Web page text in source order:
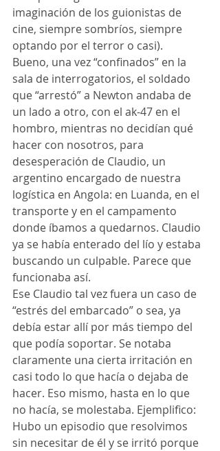
imaginación de los guionistas de
cine, siempre sombríos, siempre
optando por el terror o casi).
Bueno, una vez “confinados” en la
sala de interrogatorios, el soldado
que “arrestó” a Newton andaba de
un lado a otro, con el ak-47 en el
hombro, mientras no decidían qué
hacer con nosotros, para
desesperación de Claudio, un
argentino encargado de nuestra
logística en Angola: en Luanda, en el
transporte y en el campamento
donde íbamos a quedarnos. Claudio
ya se había enterado del lío y estaba
buscando un culpable. Parece que
funcionaba así.
Ese Claudio tal vez fuera un caso de
“estrés del embarcado” o sea, ya
debía estar allí por más tiempo del
que podía soportar. Se notaba
claramente una cierta irritación en
casi todo lo que hacía o dejaba de
hacer. Eso mismo, hasta en lo que
no hacía, se molestaba. Ejemplifico:
Hubo un episodio que resolvimos
sin necesitar de él y se irritó porque